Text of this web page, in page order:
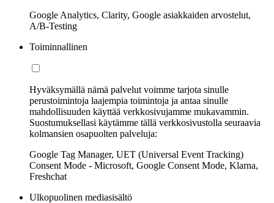
Google Analytics, Clarity, Google asiakkaiden arvostelut,
A/B-Testing
Toiminnallinen
Hyväksymällä nämä palvelut voimme tarjota sinulle
perustoimintoja laajempia toimintoja ja antaa sinulle
mahdollisuuden käyttää verkkosivujamme mukavammin.
Suostumuksellasi käytämme tällä verkkosivustolla seuraavia
kolmansien osapuolten palveluja:
Google Tag Manager, UET (Universal Event Tracking)
Consent Mode - Microsoft, Google Consent Mode, Klarna,
Freshchat
Ulkopuolinen mediasisältö